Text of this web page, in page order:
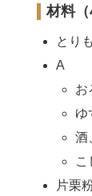
材料（
とり
A
お
ゆ
酒
片栗